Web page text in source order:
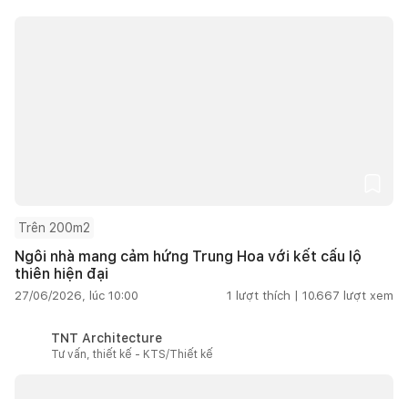
Trên 200m2
Ngôi nhà mang cảm hứng Trung Hoa với kết cấu lộ
thiên hiện đại
27/06/2026, lúc 10:00 1 lượt thích | 10.667 lượt xem
TNT Architecture
Tư vấn, thiết kế - KTS/Thiết kế